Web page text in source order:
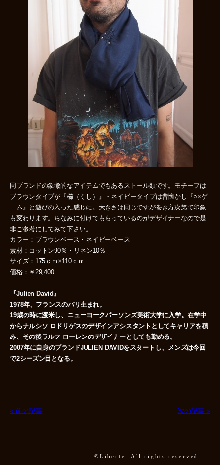
同ブランドの象徴的なアイテムでもあるストール類です。モチーフは
ブラウンタイプが『櫛（くし）』・ネイビータイプは昔懐かし『○×ゲ
ーム』と遊びの入った感じに。大きさは同じですが巻き方次第で印象
も変わります。ちなみに付けてもらっているのがデザイナーなので是
非ご参考にしてみて下さい。
カラー：ブラウンベース・ネイビーベース
素材：コットン90％・リネン10％
サイズ：175ｃｍ×110ｃｍ
価格：￥29,400
『Julien David』
1978年、フランスのパリ生まれ。
19歳の時に渡米し、ニューヨークパーソンズ美術大学に入学。在学中
からナルシソ ロドリゲスのデザインアシスタントとしてキャリアを積
み、その後ラルフ ローレンのデザイナーとしても勤める。
2007年に自身のブランドJULIEN DAVIDをスタートし、メンズは今回
で2シーズン目となる。
« 前の記事 次の記事 »
©Liberte. All rights reserved.